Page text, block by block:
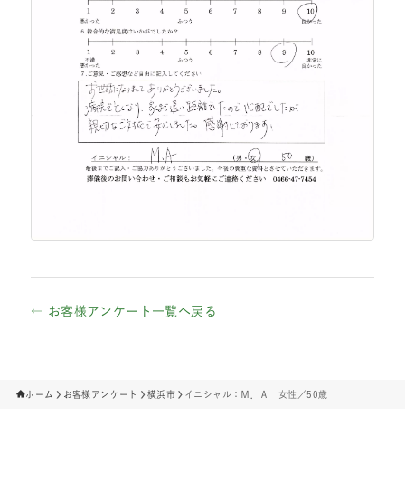
← お客様アンケート一覧へ戻る
ホーム お客様アンケート 横浜市 イニシャル：Ｍ．Ａ 女性／50歳